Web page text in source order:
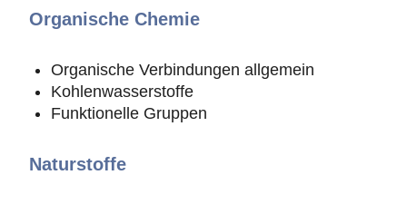
Organische Chemie
Organische Verbindungen allgemein
Kohlenwasserstoffe
Funktionelle Gruppen
Naturstoffe